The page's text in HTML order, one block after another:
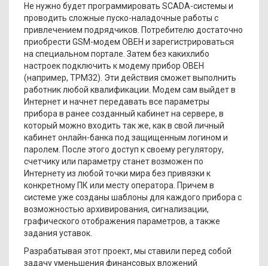
Не нужно будет программировать SCADA-системы и
проводить сложные пуско-наладочные работы с
привлечением подрядчиков. Потребителю достаточно
приобрести GSM-модем ОВЕН и зарегистрироваться
на специальном портале. Затем без какихлибо
настроек подключить к модему прибор ОВЕН
(например, ТРМ32). Эти действия сможет выполнить
работник любой квалификации. Модем сам выйдет в
Интернет и начнет передавать все параметры
прибора в ранее созданный кабинет на сервере, в
который можно входить так же, как в свой личный
кабинет онлайн-банка под защищенным логином и
паролем. После этого доступ к своему регулятору,
счетчику или параметру станет возможен по
Интернету из любой точки мира без привязки к
конкретному ПК или месту оператора. Причем в
системе уже созданы шаблоны для каждого прибора с
возможностью архивирования, сигнализации,
графического отображения параметров, а также
задания уставок.
Разрабатывая этот проект, мы ставили перед собой
задачу уменьшения финансовых вложений